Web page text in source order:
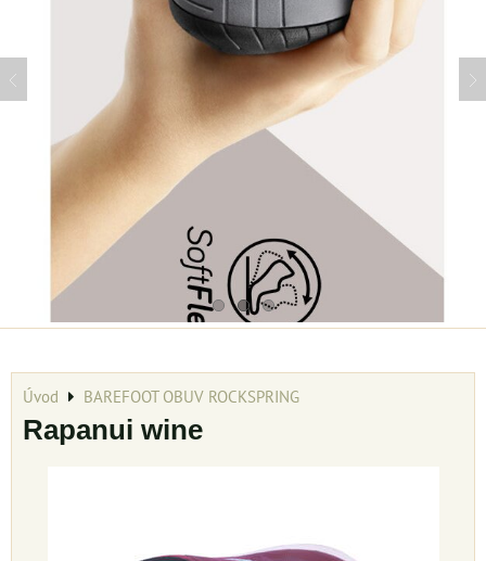
Úvod BAREFOOT OBUV ROCKSPRING
Rapanui wine